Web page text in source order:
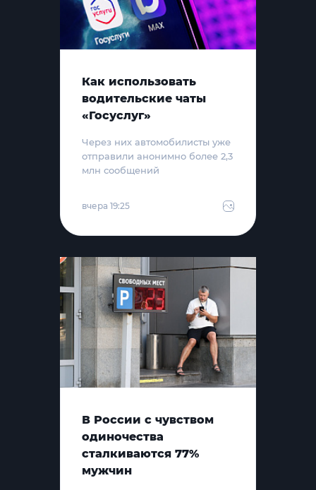
Как использовать
водительские чаты
«Госуслуг»
Через них автомобилисты уже
отправили анонимно более 2,3
млн сообщений
вчера 19:25
В России с чувством
одиночества
сталкиваются 77%
мужчин